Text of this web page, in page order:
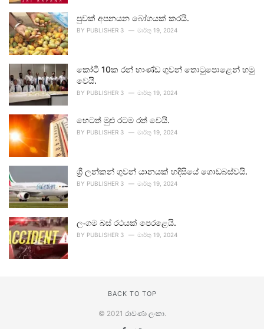
පුවක් අපනයන බෝගයක් කරයි.
BY PUBLISHER 3 මාර්තු 19, 2024
කෝටි 10ක රන් භාණ්ඩ ගුවන් තොටුපොළෙන් හමු
වෙයි.
BY PUBLISHER 3 මාර්තු 19, 2024
හෙටත් මුළු රටම රත් වෙයි.
BY PUBLISHER 3 මාර්තු 19, 2024
ශ්‍රී ලන්කන් ගුවන් යානයක් හදිසියේ ගොඩබස්වයි.
BY PUBLISHER 3 මාර්තු 19, 2024
ලංගම බස් රථයක් පෙරළෙයි.
BY PUBLISHER 3 මාර්තු 19, 2024
BACK TO TOP
© 2021 රාවණා ලංකා.